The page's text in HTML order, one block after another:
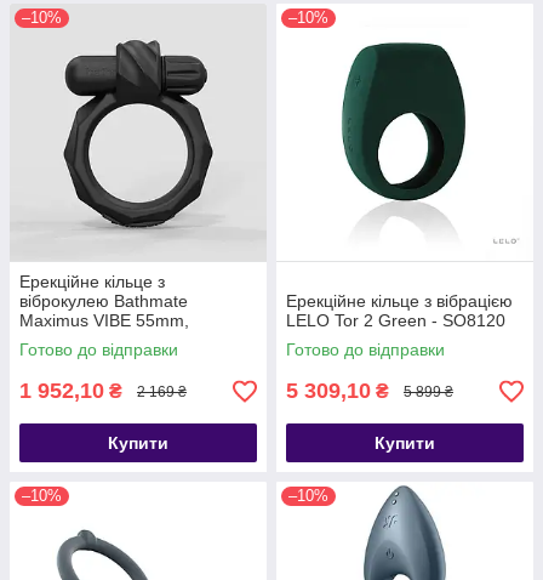
–10%
Ерекційне кільце з
віброкулею Bathmate
Maximus VIBE 55mm,
перезаряджається - SO7501
Готово до відправки
1 952,10 ₴ 2 169 ₴
Купити
–10%
Ерекційне кільце з вібрацією
LELO Tor 2 Green - SO8120
Готово до відправки
5 309,10 ₴ 5 899 ₴
Купити
–10% –10%